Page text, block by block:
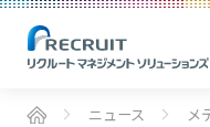
ニュース メ